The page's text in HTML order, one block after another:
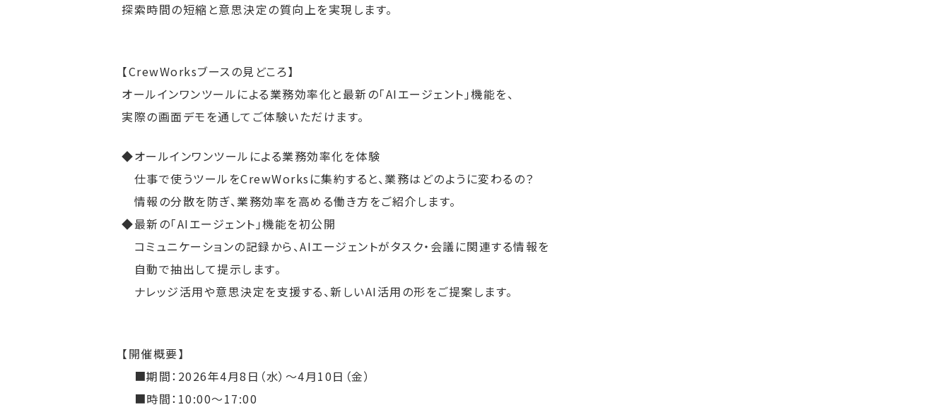
探索時間の短縮と意思決定の質向上を実現します。
【CrewWorksブースの見どころ】
オールインワンツールによる業務効率化と最新の「AIエージェント」機能を、
実際の画面デモを通してご体験いただけます。
◆オールインワンツールによる業務効率化を体験
仕事で使うツールをCrewWorksに集約すると、業務はどのように変わるの？
情報の分散を防ぎ、業務効率を高める働き方をご紹介します。
◆最新の「AIエージェント」機能を初公開
コミュニケーションの記録から、AIエージェントがタスク・会議に関連する情報を
自動で抽出して提示します。
ナレッジ活用や意思決定を支援する、新しいAI活用の形をご提案します。
【開催概要】
■期間：2026年4月8日（水）～4月10日（金）
■時間：10:00～17:00